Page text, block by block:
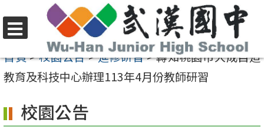
至
要
容
選
單
首頁>校園公告>進修研習>轉知桃園市大成自造
教育及科技中心辦理113年4月份教師研習
校園公告